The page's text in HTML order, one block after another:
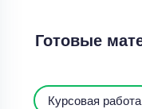
Готовые
Курсовая работа